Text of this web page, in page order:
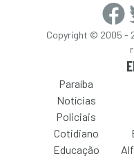
Copyright © 2005 -
Paraíba
Notícias
Policiais
Cotidiano
Educação